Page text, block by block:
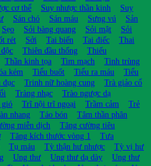
cơ thể Suy nhược thần kinh
Suy
Sán chó Sán máu Sưng vú
Sản
Sẹo Sỏi bàng quang Sỏi mật
Sỏi
rét Sởi Tai biến Tai điếc
Thai
Thiên đầu thống
Thiếu
Thần kinh tọa Tim mạch
Tinh trùng
kém Tiểu buốt Tiểu ra máu
Tiểu
đục Trinh nữ hoàng cung
Trà giảo cổ
Tràng nhạc
Trào ngược dạ
gió Trĩ nội trĩ ngoại Trầm cảm
Trẻ
nhang Táo bón
Tâm thần phân
miễn dịch
Tăng cường tiêu
Tăng kích thước vòng 1
Tưa
Tụ máu Tỳ thận hư nhược
Tỳ vị hư
Ung thư Ung thư dạ dày
Ung thư